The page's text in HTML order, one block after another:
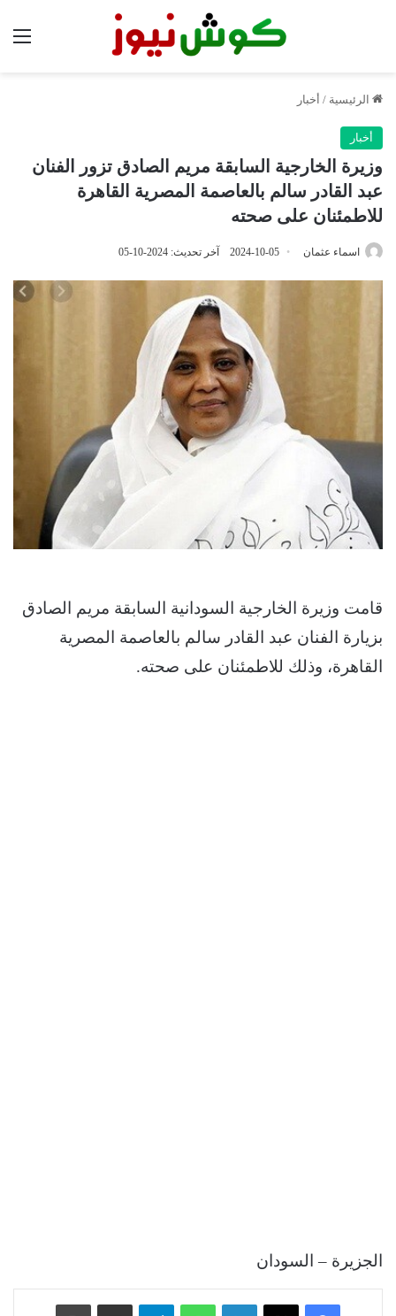
الرئيسية / أخبار
أخبار
وزيرة الخارجية السابقة مريم الصادق تزور الفنان
عبد القادر سالم بالعاصمة المصرية القاهرة
للاطمئنان على صحته
اسماء عثمان 2024-10-05 آخر تحديث: 2024-10-05
قامت وزيرة الخارجية السودانية السابقة مريم الصادق
بزيارة الفنان عبد القادر سالم بالعاصمة المصرية
القاهرة، وذلك للاطمئنان على صحته.
الجزيرة – السودان
فيسبوك ‫X لينكدإن واتساب تيلقرام